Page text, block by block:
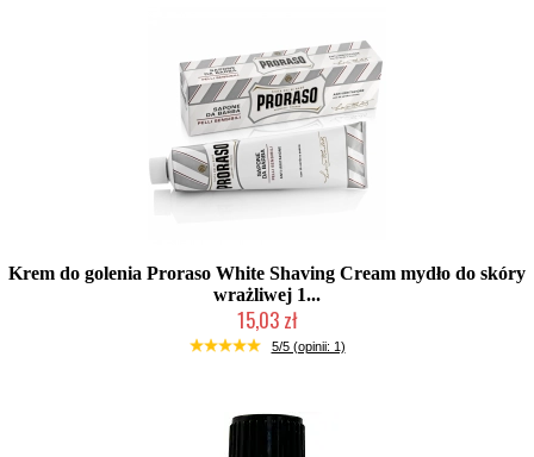
Krem do golenia Proraso White Shaving Cream mydło do skóry
wrażliwej 1...
15,03 zł
Duża ilość (wysyłka w 24h)
5/5 (opinii: 1)